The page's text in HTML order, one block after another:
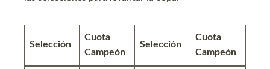
Selección
Cuota
Campeón
Selección
Cuota
Campeón